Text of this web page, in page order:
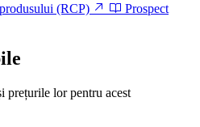
(RCP)
Prospect
prețurile lor pentru acest